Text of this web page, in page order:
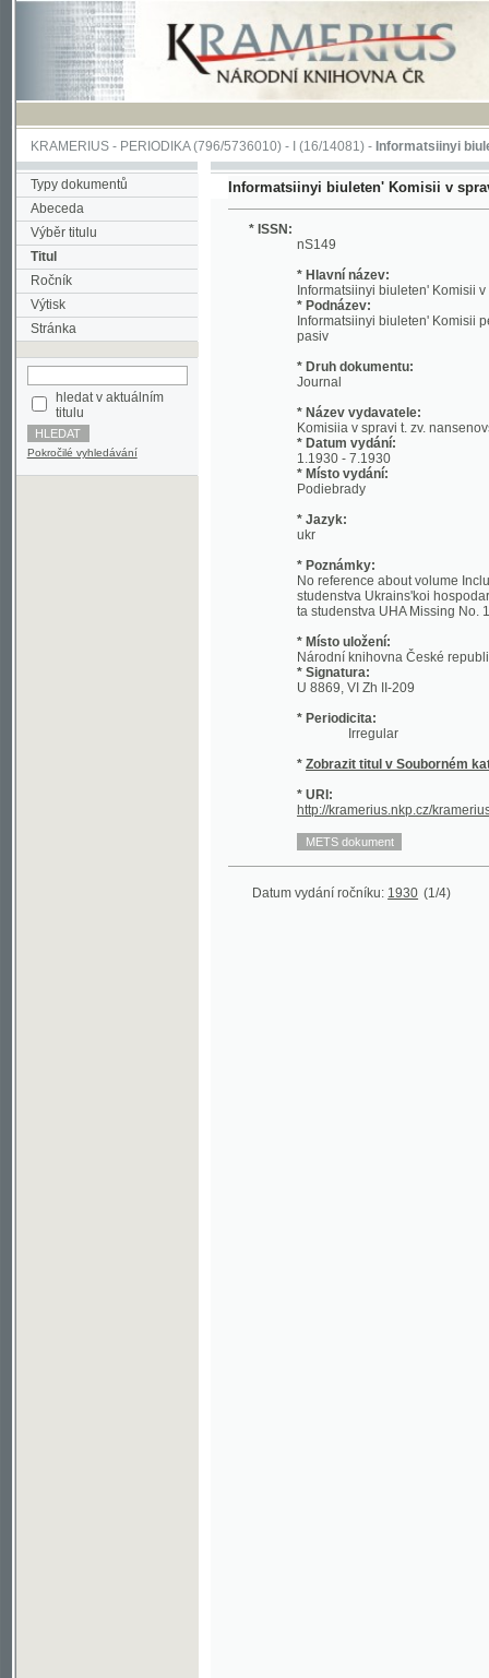
KRAMERIUS-PERIODIKA(796/5736010) -I(16/14081) -Informatsiinyi biuleten'
Typy dokumentů
Abeceda
Výběr titulu
Titul
Ročník
Výtisk
Stránka
hledat v aktuálním
Pokročilé vyhledávání
Informatsiinyi biuleten' Komisii v spravi t.
* ISSN:
nS149
* Hlavní název:
* Podnázev:
Informatsiinyi biuleten' Komisii
pasiv
* Druh dokumentu:
Journal
* Název vydavatele:
Komisiia v spravi t. zv. nansenovs'kykh
* Datum vydání:
1.1930 - 7.1930
* Místo vydání:
Podiebrady
* Jazyk:
* Poznámky:
No reference about volume Included:
studenstva Ukrains'koi hospodars'koi
ta studenstva UHA Missing No. 1, 4
* Místo uložení:
Národní knihovna České republiky -
* Signatura:
* Periodicita:
Irregular
Zobrazit titul v Souborném katalogu
http://kramerius.nkp.cz/kramerius/
Datum vydání ročníku:1930 (1/4)